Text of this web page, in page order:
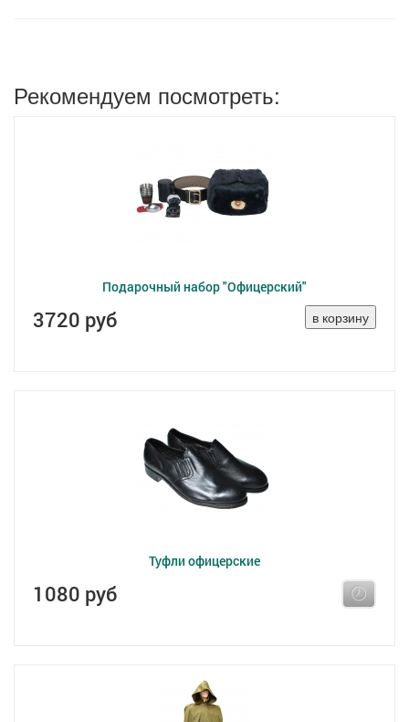
Рекомендуем посмотреть:
Подарочный набор "Офицерский"
3720 руб
Туфли офицерские
1080 руб